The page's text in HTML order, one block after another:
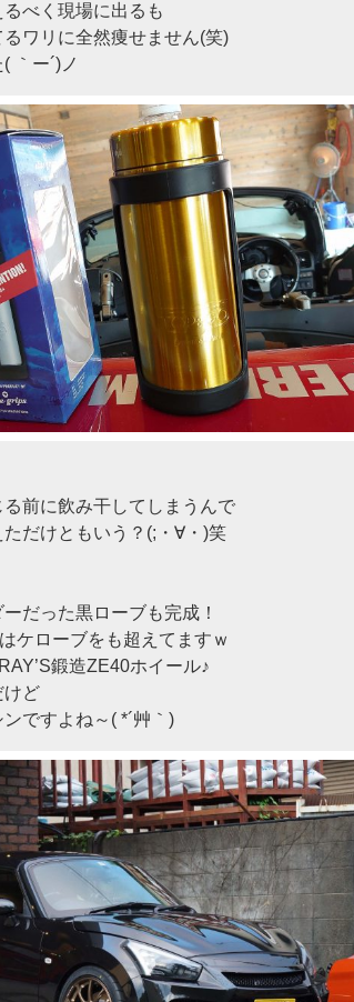
べく現場に出るも
ワリに全然痩せません(笑)
｀ー´)ノ
前に飲み干してしまうんで
だけともいう？(;・∀・)笑
だった黒ローブも完成！
ケローブをも超えてますｗ
鍛造ZE40ホイール♪
けど
ですよね～( *´艸｀)